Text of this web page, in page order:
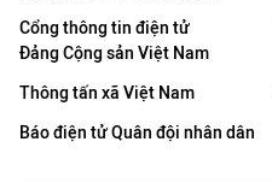
Cổng thông tin điện tử
Đảng Cộng sản Việt Nam
Thông tấn xã Việt Nam
Báo điện tử Quân đội nhân dân